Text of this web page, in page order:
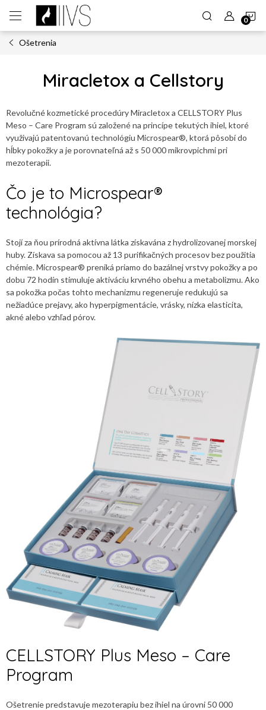
obsah
Ošetrenia
Miracletox a Cellstory
Revolučné kozmetické procedúry Miracletox a CELLSTORY Plus
Meso – Care Program sú založené na princípe tekutých ihiel, ktoré
využivajú patentovanú technológiu Microspear®, ktorá pôsobí do
hĺbky pokožky a je porovnateľná až s 50 000 mikrovpichmi pri
mezoterapii.
Čo je to Microspear®
technológia?
Stojí za ňou prírodná aktívna látka získavána z hydrolizovanej morskej
huby. Získava sa pomocou až 13 purifikačných procesov bez použitia
chémie. Microspear® preniká priamo do bazálnej vrstvy pokožky a po
dobu 72 hodín stimuluje aktiváciu krvného obehu a metabolizmu. Ako
sa pokožka počas tohto mechanizmu regeneruje redukujú sa
nežiadúce prejavy, ako hyperpigmentácie, vrásky, nízka elasticita,
akné alebo vzhľad pórov.
CELLSTORY Plus Meso – Care
Program
Ošetrenie predstavuje mezoterapiu bez ihiel na úrovni 50 000